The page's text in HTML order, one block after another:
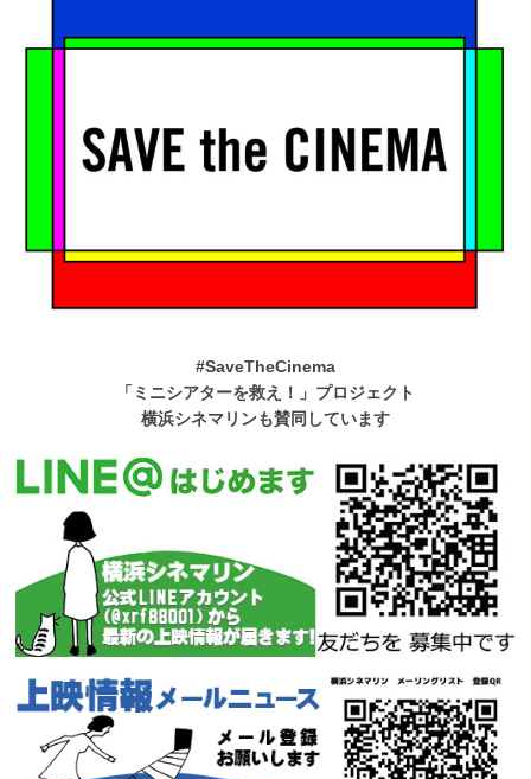
#SaveTheCinema
「ミニシアターを救え！」プロジェクト
横浜シネマリンも賛同しています